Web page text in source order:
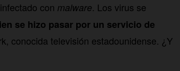
con malware. Los virus se
se hizo pasar por un servicio de
conocida televisión estadounidense. ¿Y